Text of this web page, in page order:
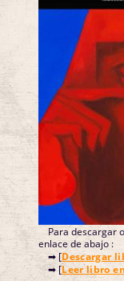
Para descargar
enlace de abajo :
➡ [Descargar
➡ [Leer libro